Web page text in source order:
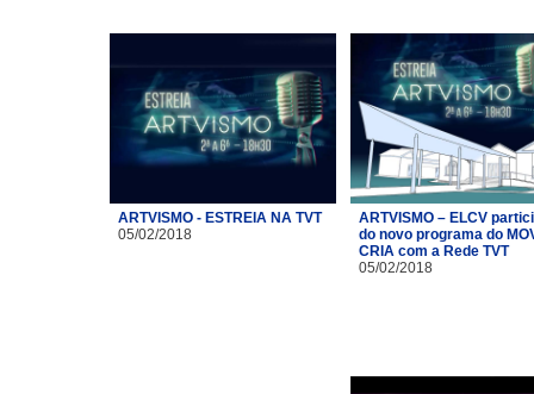
ARTVISMO - ESTREIA NA TVT
05/02/2018
ARTVISMO – ELCV
do novo programa do
CRIA com a Rede TVT
05/02/2018